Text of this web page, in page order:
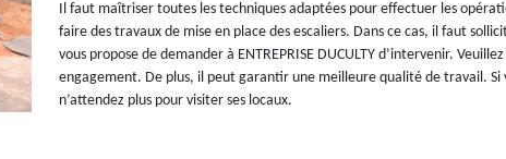
Il faut maîtriser toutes les techniques adaptées pour effectuer les
faire des travaux de mise en place des escaliers. Dans ce cas, il faut
vous propose de demander à ENTREPRISE DUCULTY d’intervenir.
engagement. De plus, il peut garantir une meilleure qualité de travail. Si
n’attendez plus pour visiter ses locaux.